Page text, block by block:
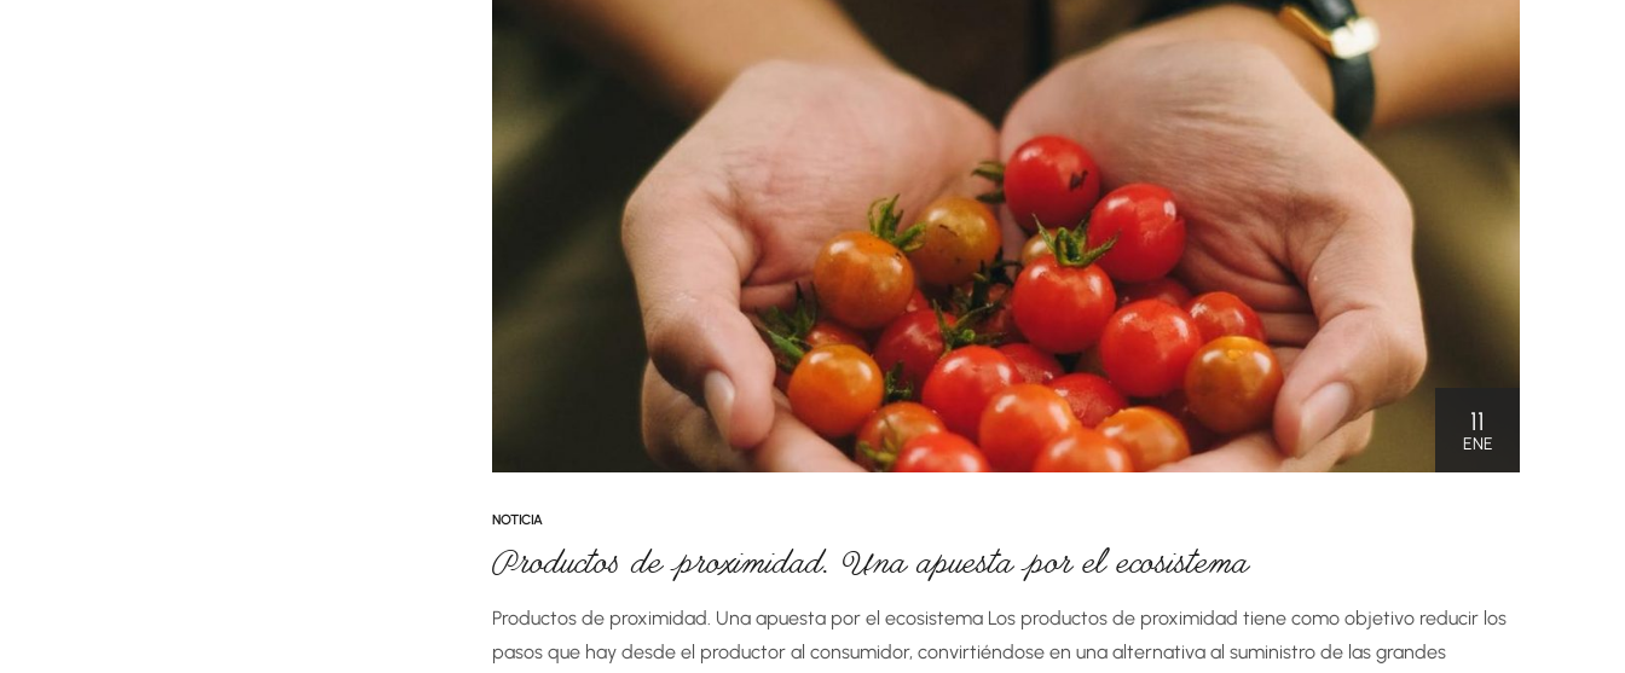
11
ENE
NOTICIA
Productos de proximidad. Una apuesta por el ecosistema
Productos de proximidad. Una apuesta por el ecosistema Los productos de proximidad tiene como objetivo reducir los
pasos que hay desde el productor al consumidor, convirtiéndose en una alternativa al suministro de las grandes